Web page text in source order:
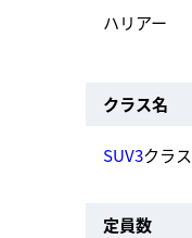
ハリアー
クラス名
SUV3クラス
定員数